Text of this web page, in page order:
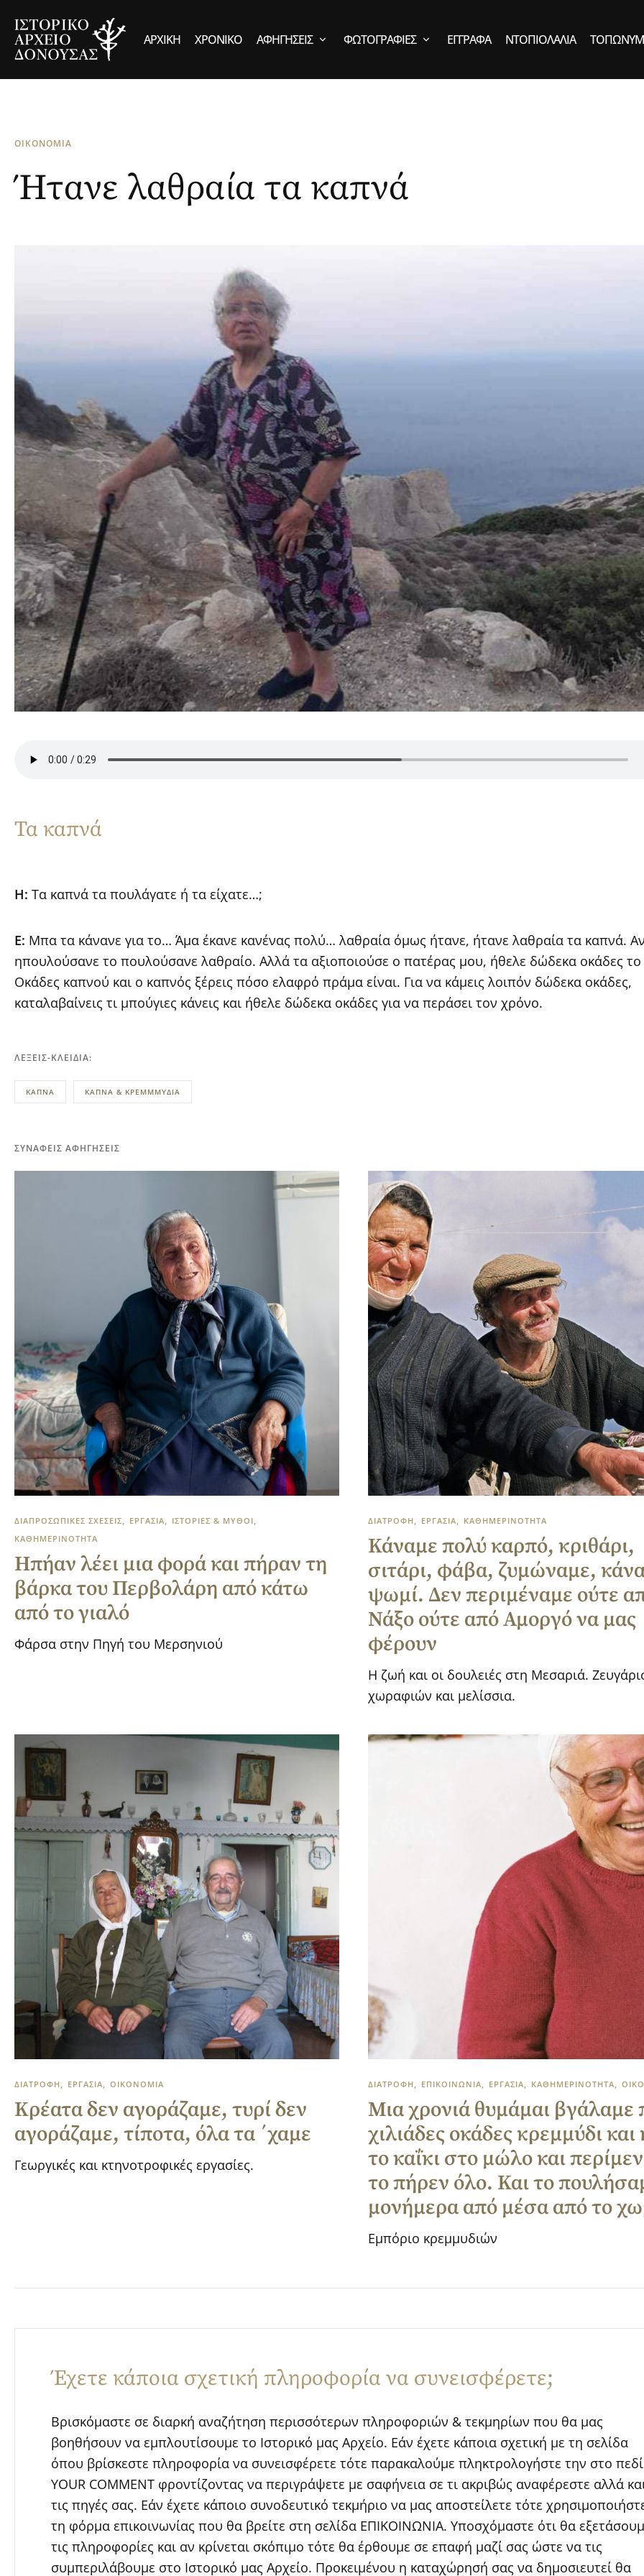
ΑΡΧΙΚΉ ΧΡΟΝΙΚΌ ΑΦΗΓΉΣΕΙΣ ΦΩΤΟΓΡΑΦΊΕΣ ΈΓΓΡΑΦΑ ΝΤΟΠΙΟΛΑΛΙΆ
ΟΙΚΟΝΟΜΙΑ
Ήτανε λαθραία τα καπνά
Τα καπνά
Η: Τα καπνά τα πουλάγατε ή τα είχατε…;
Ε: Μπα τα κάνανε για το… Άμα έκανε κανένας πολύ… λαθραία όμως ήτανε, ήτανε λαθραία τα καπνά.
ηπουλούσανε το πουλούσανε λαθραίο. Αλλά τα αξιοποιούσε ο πατέρας μου, ήθελε δώδεκα οκάδες
Οκάδες καπνού και ο καπνός ξέρεις πόσο ελαφρό πράμα είναι. Για να κάμεις λοιπόν δώδεκα οκάδες,
καταλαβαίνεις τι μπούγιες κάνεις και ήθελε δώδεκα οκάδες για να περάσει τον χρόνο.
ΛΈΞΕΙΣ-ΚΛΕΙΔΙΆ:
ΚΑΠΝΑ ΚΑΠΝΑ & ΚΡΕΜΜΜΥΔΙΑ
ΣΥΝΑΦΕΊΣ ΑΦΗΓΉΣΕΙΣ
ΔΙΑΠΡΟΣΩΠΙΚΕΣ ΣΧΕΣΕΙΣ ΕΡΓΑΣΙΑ
ΙΣΤΟΡΙΕΣ & ΜΥΘΟΙ
ΚΑΘΗΜΕΡΙΝΟΤΗΤΑ
Ηπήαν λέει μια φορά και πήραν τη
βάρκα του Περβολάρη από κάτω
από το γιαλό
Φάρσα στην Πηγή του Μερσηνιού
ΔΙΑΤΡΟΦΗ ΕΡΓΑΣΙΑ ΚΑΘΗΜΕΡΙΝΟΤΗΤΑ
Κάναμε πολύ καρπό, κριθάρι,
σιτάρι, φάβα, ζυμώναμε,
ψωμί. Δεν περιμέναμε ούτε
Νάξο ούτε από Αμοργό να μας
φέρουν
Η ζωή και οι δουλειές στη Μεσαριά.
χωραφιών και μελίσσια.
ΔΙΑΤΡΟΦΗ ΕΡΓΑΣΙΑ ΟΙΚΟΝΟΜΙΑ
Κρέατα δεν αγοράζαμε, τυρί δεν
αγοράζαμε, τίποτα, όλα τα ΄χαμε
Γεωργικές και κτηνοτροφικές εργασίες.
ΔΙΑΤΡΟΦΗ ΕΠΙΚΟΙΝΩΝΙΑ ΕΡΓΑΣΙΑ ΚΑΘΗΜΕΡΙΝΟΤΗΤΑ
Μια χρονιά θυμάμαι βγάλαμε
χιλιάδες οκάδες κρεμμύδι και
το καΐκι στο μώλο και
το πήρεν όλο. Και το
μονήμερα από μέσα από το
Εμπόριο κρεμμυδιών
Έχετε κάποια σχετική πληροφορία να συνεισφέρετε;
Βρισκόμαστε σε διαρκή αναζήτηση περισσότερων πληροφοριών & τεκμηρίων που θα μας
βοηθήσουν να εμπλουτίσουμε το Ιστορικό μας Αρχείο. Εάν έχετε κάποια σχετική με τη σελίδα
όπου βρίσκεστε πληροφορία να συνεισφέρετε τότε παρακαλούμε πληκτρολογήστε την στο
YOUR COMMENT φροντίζοντας να περιγράψετε με σαφήνεια σε τι ακριβώς αναφέρεστε αλλά
τις πηγές σας. Εάν έχετε κάποιο συνοδευτικό τεκμήριο να μας αποστείλετε τότε
τη φόρμα επικοινωνίας που θα βρείτε στη σελίδα ΕΠΙΚΟΙΝΩΝΙΑ. Υποσχόμαστε ότι θα
τις πληροφορίες και αν κρίνεται σκόπιμο τότε θα έρθουμε σε επαφή μαζί σας ώστε να τις
συμπεριλάβουμε στο Ιστορικό μας Αρχείο. Προκειμένου η καταχώρησή σας να δημοσιευτεί θα